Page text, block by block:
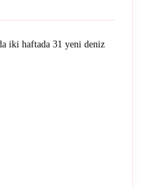
iki haftada 31 yeni deniz